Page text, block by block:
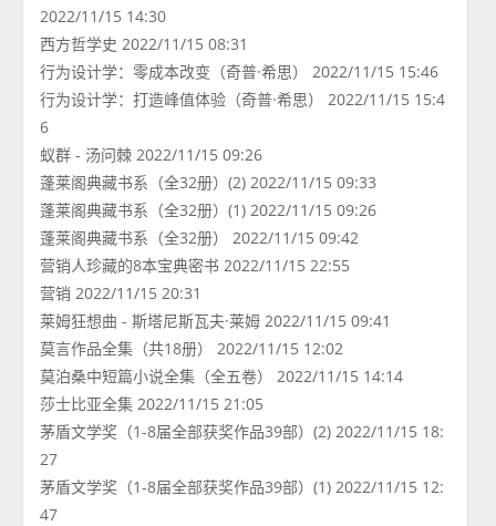
2022/11/15 14:30
西方哲学史 2022/11/15 08:31
行为设计学：零成本改变（奇普·希思） 2022/11/15 15:46
行为设计学：打造峰值体验（奇普·希思） 2022/11/15 15:4
6
蚁群 - 汤问棘 2022/11/15 09:26
蓬莱阁典藏书系（全32册）(2) 2022/11/15 09:33
蓬莱阁典藏书系（全32册）(1) 2022/11/15 09:26
蓬莱阁典藏书系（全32册） 2022/11/15 09:42
营销人珍藏的8本宝典密书 2022/11/15 22:55
营销 2022/11/15 20:31
莱姆狂想曲 - 斯塔尼斯瓦夫·莱姆 2022/11/15 09:41
莫言作品全集（共18册） 2022/11/15 12:02
莫泊桑中短篇小说全集（全五卷） 2022/11/15 14:14
莎士比亚全集 2022/11/15 21:05
茅盾文学奖（1-8届全部获奖作品39部）(2) 2022/11/15 18:
27
茅盾文学奖（1-8届全部获奖作品39部）(1) 2022/11/15 12:
47